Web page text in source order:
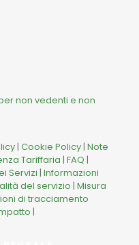
non vedenti e non
| Cookie Policy| Note
Tariffaria | FAQ |
Servizi | Informazioni
del servizio | Misura
di tracciamento
|